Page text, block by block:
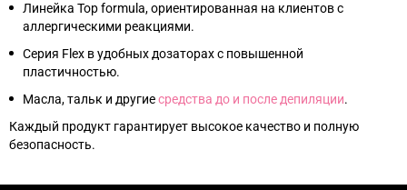
Линейка Top formula, ориентированная на клиентов с
аллергическими реакциями.
Серия Flex в удобных дозаторах с повышенной
пластичностью.
Масла, тальк и другиесредства до и после депиляции.
Каждый продукт гарантирует высокое качество и полную
безопасность.